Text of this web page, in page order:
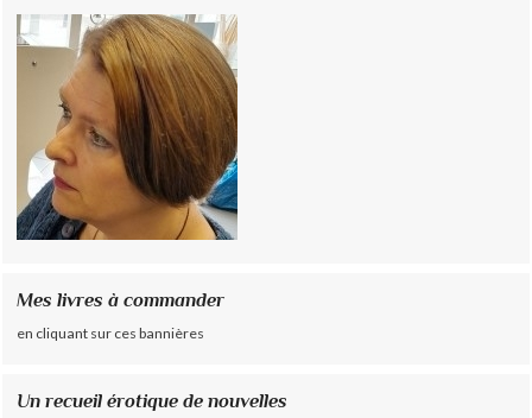
Mes livres à commander
en cliquant sur ces bannières
Un recueil érotique de nouvelles